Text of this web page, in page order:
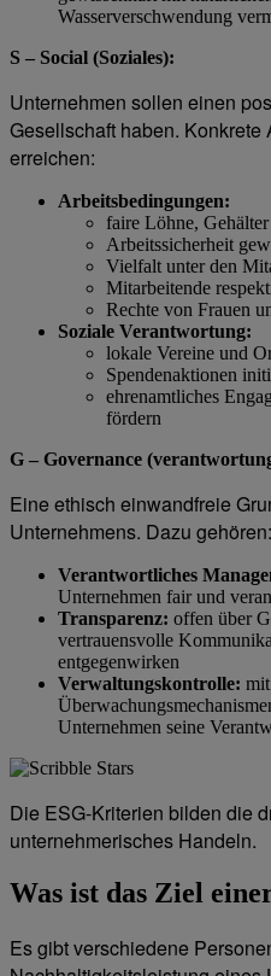
Wasserverschwendung
S – Social (Soziales):
Unternehmen sollen einen
Gesellschaft haben. Konkrete
erreichen:
Arbeitsbedingungen:
faire Löhne,
Arbeitssicherheit
Vielfalt unter den
Mitarbeitende
Rechte von Frauen
Soziale Verantwortung:
lokale Vereine und
Spendenaktionen
ehrenamtliches
fördern
G – Governance
Eine ethisch einwandfreie
Unternehmens. Dazu gehören:
Verantwortliches
Unternehmen fair und
Transparenz: offen über
vertrauensvolle
entgegenwirken
Verwaltungskontrolle:
Unternehmen seine
Die ESG-Kriterien bilden die
unternehmerisches Handeln.
Was ist das Ziel
Es gibt verschiedene